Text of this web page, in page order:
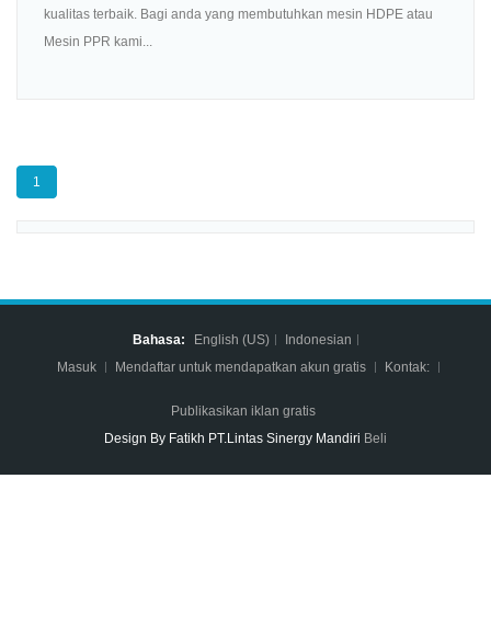
kualitas terbaik. Bagi anda yang membutuhkan mesin HDPE atau
Mesin PPR kami...
1
Bahasa: English (US)
Indonesian
Masuk
Mendaftar untuk mendapatkan akun gratis Kontak:
Publikasikan iklan gratis
Design By Fatikh PT.Lintas Sinergy Mandiri Beli